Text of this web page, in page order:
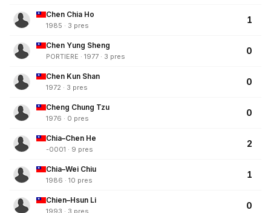
Chen Chia Ho
1985 · 3 pres
1
Chen Yung Sheng
PORTIERE · 1977 · 3 pres
0
Chen Kun Shan
1972 · 3 pres
0
Cheng Chung Tzu
1976 · 0 pres
0
Chia–Chen He
-0001 · 9 pres
2
Chia–Wei Chiu
1986 · 10 pres
1
Chien–Hsun Li
1993 · 3 pres
0